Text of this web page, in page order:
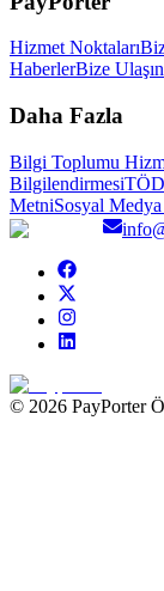
Hizmet Noktaları
HaberlerBize Ulaşın
Daha Fazla
Bilgi Toplumu
Bilgilendirmesi
MetniSosyal Medya
© 2026 PayPorter